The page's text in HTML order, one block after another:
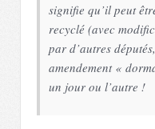
signifie qu’il peut
recyclé (avec
par d’autres
amendement «
un jour ou l’autre !